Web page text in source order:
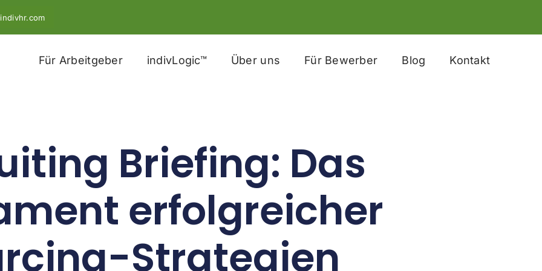
Für Arbeitgeber indivLogic™ Über uns Für Bewerber Blog Kontakt
Briefing: Das
erfolgreicher
Strategien